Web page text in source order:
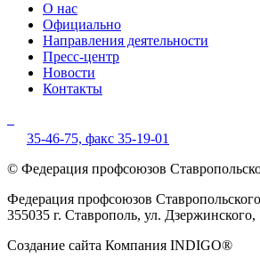
О нас
Официально
Направления деятельности
Пресс-центр
Новости
Контакты
35-46-75, факс 35-19-01
© Федерация профсоюзов
Федерация профсоюзов
355035 г. Ставрополь, ул. Дзержинского,
Создание сайта Компания INDIGO®